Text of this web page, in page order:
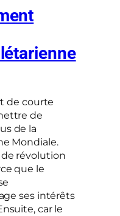
de courte
de
de la
Mondiale.
révolution
que le
ses intérêts
car le